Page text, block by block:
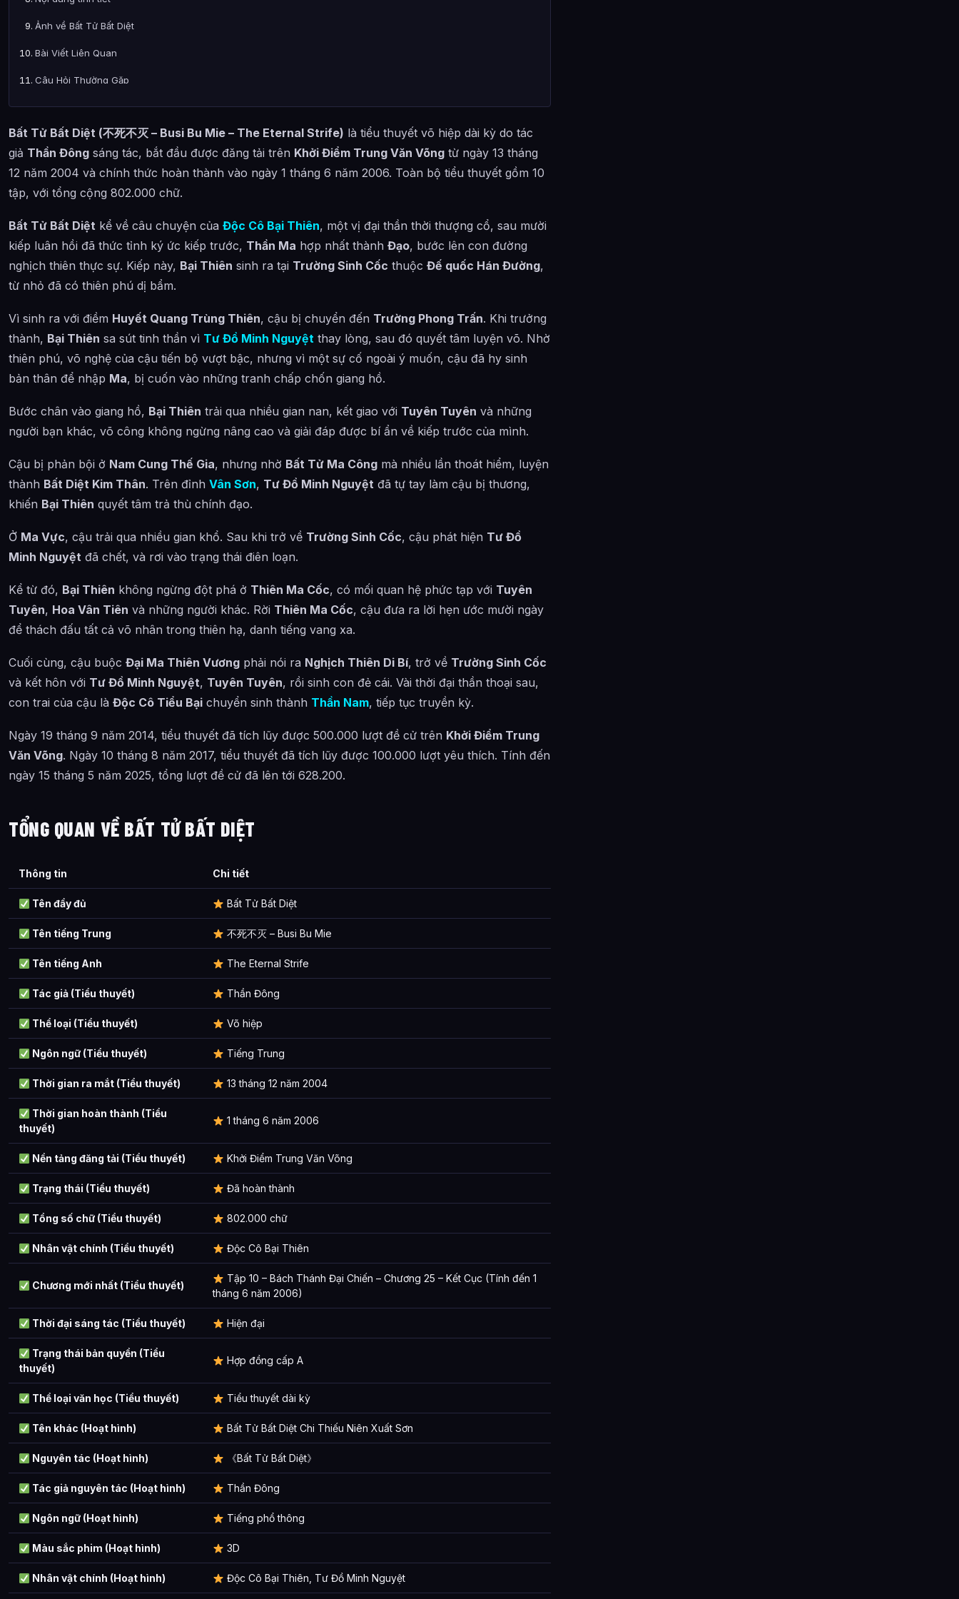
Ảnh về Bất Tử Bất Diệt
Bài Viết Liên Quan
Câu Hỏi Thường Gặp
Bất Tử Bất Diệt là ai?
Cảnh giới tu luyện của Bất Tử Bất Diệt như thế nào?
Bất Tử Bất Diệt xuất hiện trong tác phẩm nào?
Các mối quan hệ quan trọng của Bất Tử Bất Diệt là gì?
Bất Tử Bất Diệt (不死不灭 – Busi Bu Mie – The Eternal Strife) là tiểu thuyết võ hiệp dài kỳ do tác
giả Thần Đông sáng tác, bắt đầu được đăng tải trên Khởi Điểm Trung Văn Võng từ ngày 13 tháng
12 năm 2004 và chính thức hoàn thành vào ngày 1 tháng 6 năm 2006. Toàn bộ tiểu thuyết gồm 10
tập, với tổng cộng 802.000 chữ.
Bất Tử Bất Diệt kể về câu chuyện của Độc Cô Bại Thiên, một vị đại thần thời thượng cổ, sau mười
kiếp luân hồi đã thức tỉnh ký ức kiếp trước, Thần Ma hợp nhất thành Đạo, bước lên con đường
nghịch thiên thực sự. Kiếp này, Bại Thiên sinh ra tại Trường Sinh Cốc thuộc Đế quốc Hán Đường,
từ nhỏ đã có thiên phú dị bẩm.
Vì sinh ra với điềm Huyết Quang Trùng Thiên, cậu bị chuyển đến Trường Phong Trấn. Khi trưởng
thành, Bại Thiên sa sút tinh thần vì Tư Đồ Minh Nguyệt thay lòng, sau đó quyết tâm luyện võ. Nhờ
thiên phú, võ nghệ của cậu tiến bộ vượt bậc, nhưng vì một sự cố ngoài ý muốn, cậu đã hy sinh
bản thân để nhập Ma, bị cuốn vào những tranh chấp chốn giang hồ.
Bước chân vào giang hồ, Bại Thiên trải qua nhiều gian nan, kết giao với Tuyên Tuyên và những
người bạn khác, võ công không ngừng nâng cao và giải đáp được bí ẩn về kiếp trước của mình.
Cậu bị phản bội ở Nam Cung Thế Gia, nhưng nhờ Bất Tử Ma Công mà nhiều lần thoát hiểm, luyện
thành Bất Diệt Kim Thân. Trên đỉnh Vân Sơn, Tư Đồ Minh Nguyệt đã tự tay làm cậu bị thương,
khiến Bại Thiên quyết tâm trả thù chính đạo.
Ở Ma Vực, cậu trải qua nhiều gian khổ. Sau khi trở về Trường Sinh Cốc, cậu phát hiện Tư Đồ
Minh Nguyệt đã chết, và rơi vào trạng thái điên loạn.
Kể từ đó, Bại Thiên không ngừng đột phá ở Thiên Ma Cốc, có mối quan hệ phức tạp với Tuyên
Tuyên, Hoa Vân Tiên và những người khác. Rời Thiên Ma Cốc, cậu đưa ra lời hẹn ước mười ngày
để thách đấu tất cả võ nhân trong thiên hạ, danh tiếng vang xa.
Cuối cùng, cậu buộc Đại Ma Thiên Vương phải nói ra Nghịch Thiên Di Bí, trở về Trường Sinh Cốc
và kết hôn với Tư Đồ Minh Nguyệt, Tuyên Tuyên, rồi sinh con đẻ cái. Vài thời đại thần thoại sau,
con trai của cậu là Độc Cô Tiểu Bại chuyển sinh thành Thần Nam, tiếp tục truyền kỳ.
Ngày 19 tháng 9 năm 2014, tiểu thuyết đã tích lũy được 500.000 lượt đề cử trên Khởi Điểm Trung
Văn Võng. Ngày 10 tháng 8 năm 2017, tiểu thuyết đã tích lũy được 100.000 lượt yêu thích. Tính đến
ngày 15 tháng 5 năm 2025, tổng lượt đề cử đã lên tới 628.200.
TỔNG QUAN VỀ BẤT TỬ BẤT DIỆT
Thông tin Chi tiết
Tên đầy đủ Bất Tử Bất Diệt
Tên tiếng Trung 不死不灭 – Busi Bu Mie
Tên tiếng Anh The Eternal Strife
Tác giả (Tiểu thuyết) Thần Đông
Thể loại (Tiểu thuyết) Võ hiệp
Ngôn ngữ (Tiểu thuyết) Tiếng Trung
Thời gian ra mắt (Tiểu thuyết) 13 tháng 12 năm 2004
Thời gian hoàn thành (Tiểu
thuyết)
1 tháng 6 năm 2006
Nền tảng đăng tải (Tiểu thuyết) Khởi Điểm Trung Văn Võng
Trạng thái (Tiểu thuyết) Đã hoàn thành
Tổng số chữ (Tiểu thuyết) 802.000 chữ
Nhân vật chính (Tiểu thuyết) Độc Cô Bại Thiên
Chương mới nhất (Tiểu thuyết)
Tập 10 – Bách Thánh Đại Chiến – Chương 25 – Kết Cục (Tính đến 1
tháng 6 năm 2006)
Thời đại sáng tác (Tiểu thuyết) Hiện đại
Trạng thái bản quyền (Tiểu
thuyết)
Hợp đồng cấp A
Thể loại văn học (Tiểu thuyết) Tiểu thuyết dài kỳ
Tên khác (Hoạt hình) Bất Tử Bất Diệt Chi Thiếu Niên Xuất Sơn
Nguyên tác (Hoạt hình) 《Bất Tử Bất Diệt》
Tác giả nguyên tác (Hoạt hình) Thần Đông
Ngôn ngữ (Hoạt hình) Tiếng phổ thông
Màu sắc phim (Hoạt hình) 3D
Nhân vật chính (Hoạt hình) Độc Cô Bại Thiên, Tư Đồ Minh Nguyệt